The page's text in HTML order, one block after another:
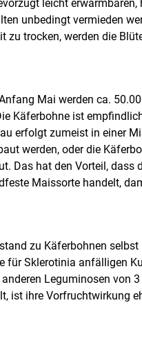
leicht
unbedingt vermieden
zu trocken, werden die
Mai werden ca.
Käferbohne ist
erfolgt zumeist in einer
werden, oder die
Das hat den Vorteil,
Maissorte handelt,
zu Käferbohnen
für Sklerotinia anfälligen
Leguminosen von
ist ihre Vorfruchtwirkung